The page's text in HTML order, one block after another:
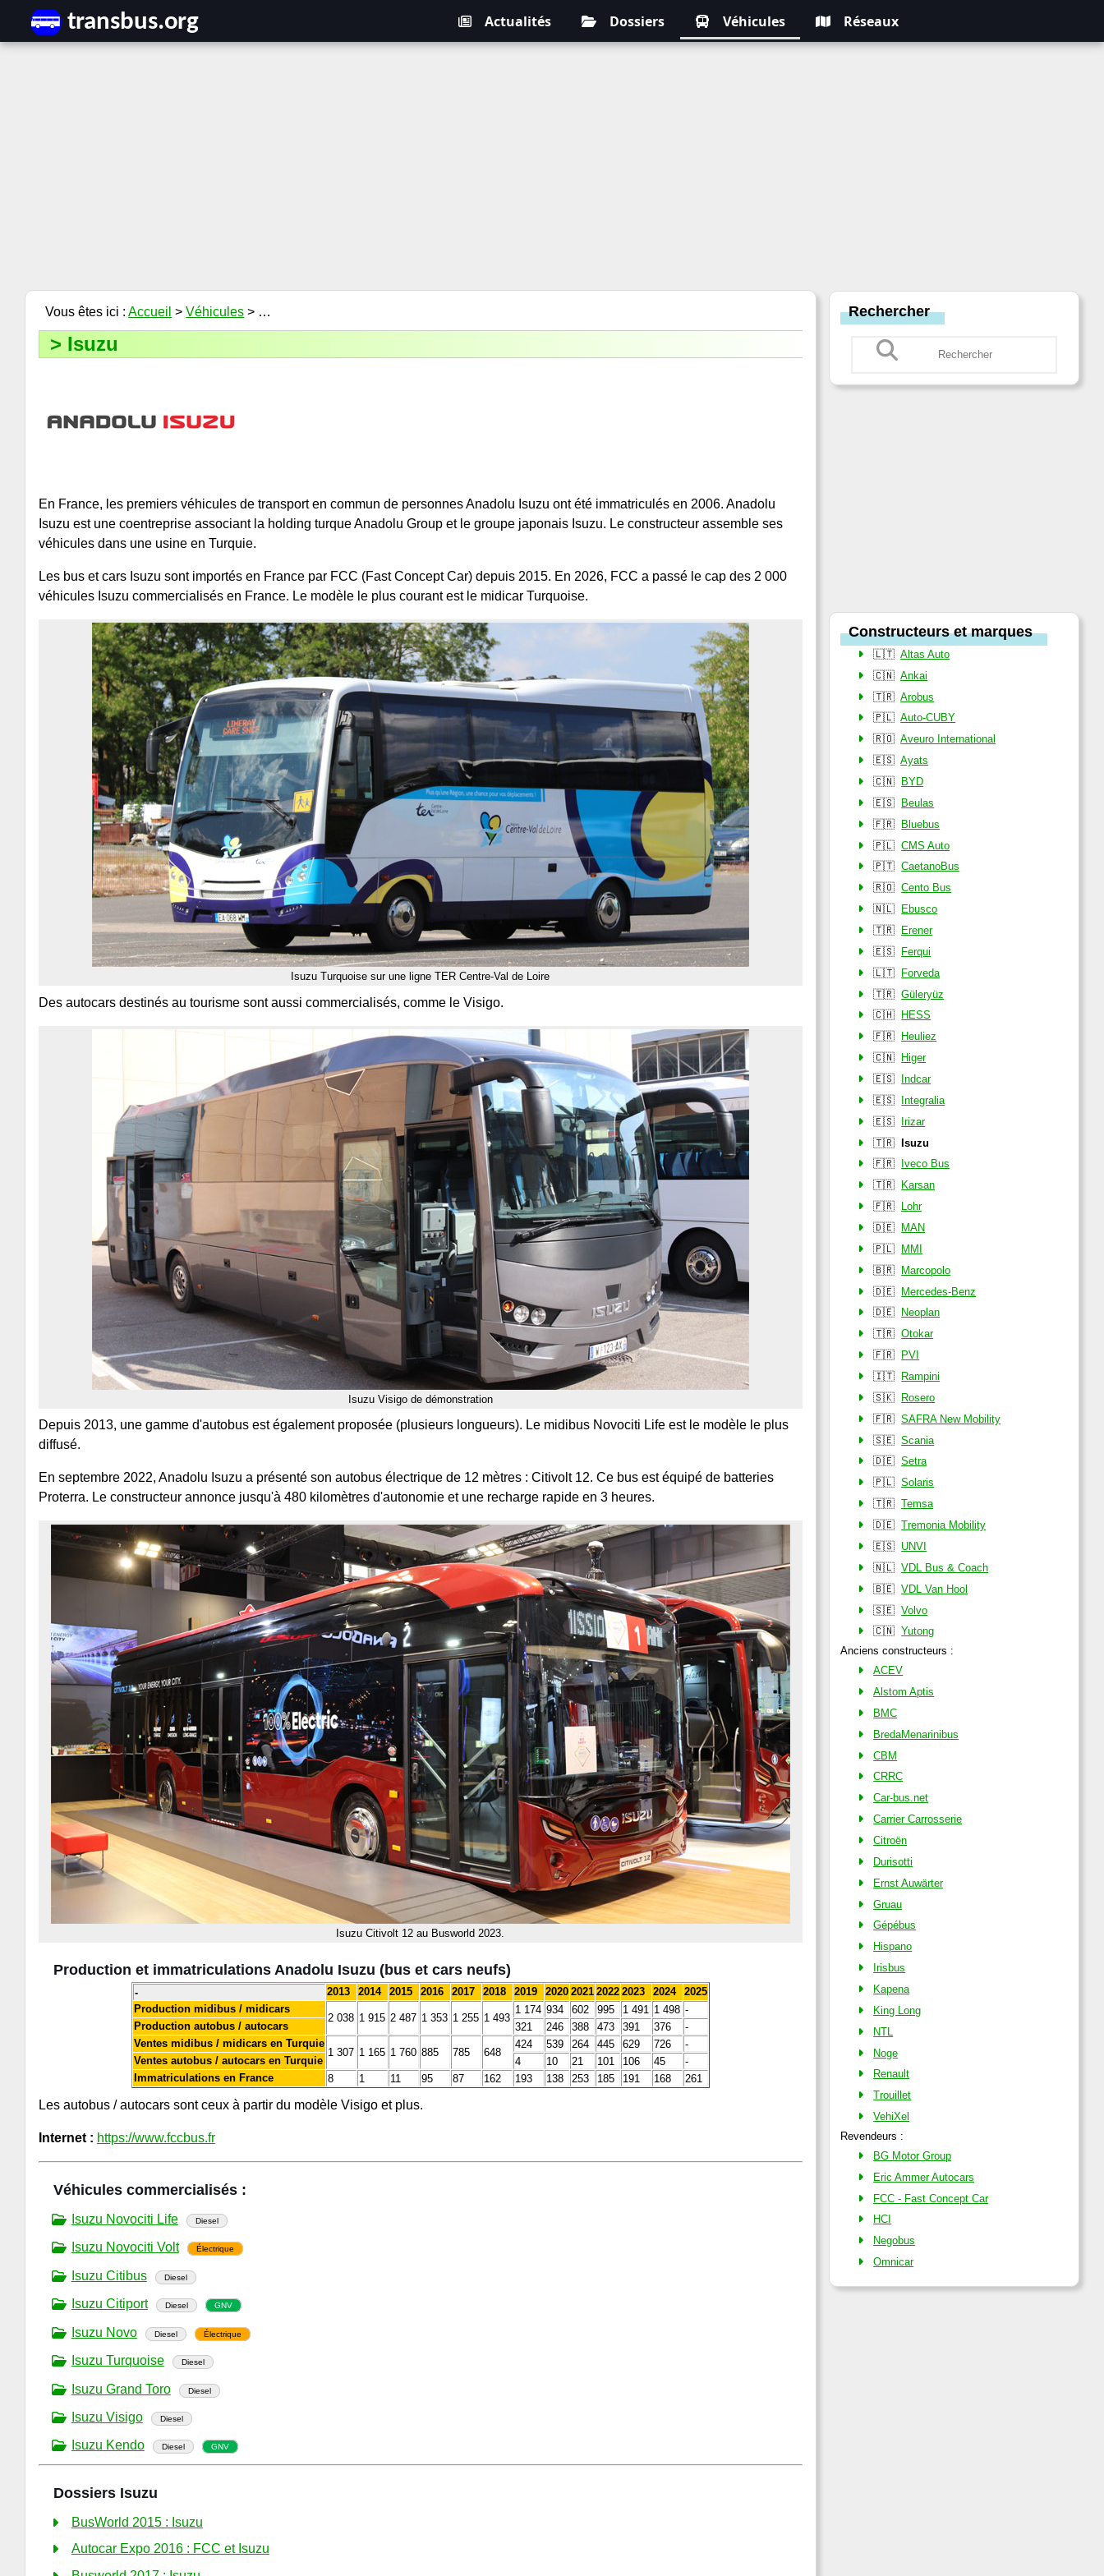
Actualités Dossiers Véhicules Réseaux
Accueil >Véhicules > …
Isuzu
En France, les premiers véhicules de transport en commun de personnes Anadolu Isuzu ont été immatriculés en 2006. Anadolu
Isuzu est une coentreprise associant la holding turque Anadolu Group et le groupe japonais Isuzu. Le constructeur assemble ses
véhicules dans une usine en Turquie.
Les bus et cars Isuzu sont importés en France par FCC (Fast Concept Car) depuis 2015. En 2026, FCC a passé le cap des 2 000
véhicules Isuzu commercialisés en France. Le modèle le plus courant est le midicar Turquoise.
Isuzu Turquoise sur une ligne TER Centre-Val de Loire
Des autocars destinés au tourisme sont aussi commercialisés, comme le Visigo.
Isuzu Visigo de démonstration
Depuis 2013, une gamme d'autobus est également proposée (plusieurs longueurs). Le midibus Novociti Life est le modèle le plus
diffusé.
En septembre 2022, Anadolu Isuzu a présenté son autobus électrique de 12 mètres : Citivolt 12. Ce bus est équipé de batteries
Proterra. Le constructeur annonce jusqu'à 480 kilomètres d'autonomie et une recharge rapide en 3 heures.
Isuzu Citivolt 12 au Busworld 2023.
Production et immatriculations Anadolu Isuzu (bus et cars neufs)
- 2013 2014 2015 2016 2017 2018 2019 2020 2021 2022 2023 2024
2025
Production midibus / midicars
2 038 1 915 2 487 1 353 1 255 1 493
1 174 934 602 995 1 491 1 498 -
Production autobus / autocars
321 246 388 473 391 376
-
Ventes midibus / midicars en Turquie
1 307 1 165 1 760 885 785 648
424 539 264 445 629 726
-
Ventes autobus / autocars en Turquie
4 10 21 101 106 45
-
Immatriculations en France
8 1 11 95 87 162 193 138 253 185 191 168 261
Les autobus / autocars sont ceux à partir du modèle Visigo et plus.
Internet : https://www.fccbus.fr
Véhicules commercialisés :
Isuzu Novociti Life Diesel
Isuzu Novociti Volt Électrique
Isuzu Citibus Diesel
Isuzu Citiport Diesel GNV
Isuzu Novo Diesel Électrique
Isuzu Turquoise Diesel
Isuzu Grand Toro Diesel
Isuzu Visigo Diesel
Isuzu Kendo Diesel GNV
Dossiers Isuzu
BusWorld 2015 : Isuzu
Autocar Expo 2016 : FCC et Isuzu
Rechercher
Constructeurs et marques
🇱🇹Altas Auto
🇨🇳Ankai
🇹🇷Arobus
🇵🇱Auto-CUBY
🇷🇴Aveuro International
🇪🇸Ayats
🇨🇳
BYD
🇪🇸
Beulas
🇫🇷 Bluebus
🇵🇱CMS Auto
🇵🇹CaetanoBus
🇷🇴Cento Bus
🇳🇱
Ebusco
🇹🇷
Erener
🇪🇸
Ferqui
🇱🇹 Forveda
🇹🇷Güleryüz
🇨🇭
HESS
🇫🇷
Heuliez
🇨🇳
Higer
🇪🇸
Indcar
🇪🇸
Integralia
🇪🇸 Irizar
🇹🇷Isuzu
🇫🇷
Iveco Bus
🇹🇷
Karsan
🇫🇷
Lohr
🇩🇪
MAN
🇵🇱
MMI
🇧🇷
Marcopolo
🇩🇪 Mercedes-Benz
🇩🇪
Neoplan
🇹🇷Otokar
🇫🇷
PVI
🇮🇹
Rampini
🇸🇰
Rosero
🇫🇷SAFRA New Mobility
🇸🇪Scania
🇩🇪Setra
🇵🇱Solaris
🇹🇷Temsa
🇩🇪Tremonia Mobility
🇪🇸 UNVI
🇳🇱VDL Bus & Coach
🇧🇪VDL Van Hool
🇸🇪Volvo
🇨🇳Yutong
Anciens constructeurs :
ACEV
Alstom Aptis
BMC
BredaMenarinibus
CBM
CRRC
Car-bus.net
Carrier Carrosserie
Citroën
Durisotti
Ernst Auwärter
Gruau
Gépébus
Hispano
Irisbus
Kapena
King Long
NTL
Noge
Renault
Trouillet
VehiXel
Revendeurs :
BG Motor Group
Eric Ammer Autocars
FCC - Fast Concept Car
HCI
Negobus
Omnicar